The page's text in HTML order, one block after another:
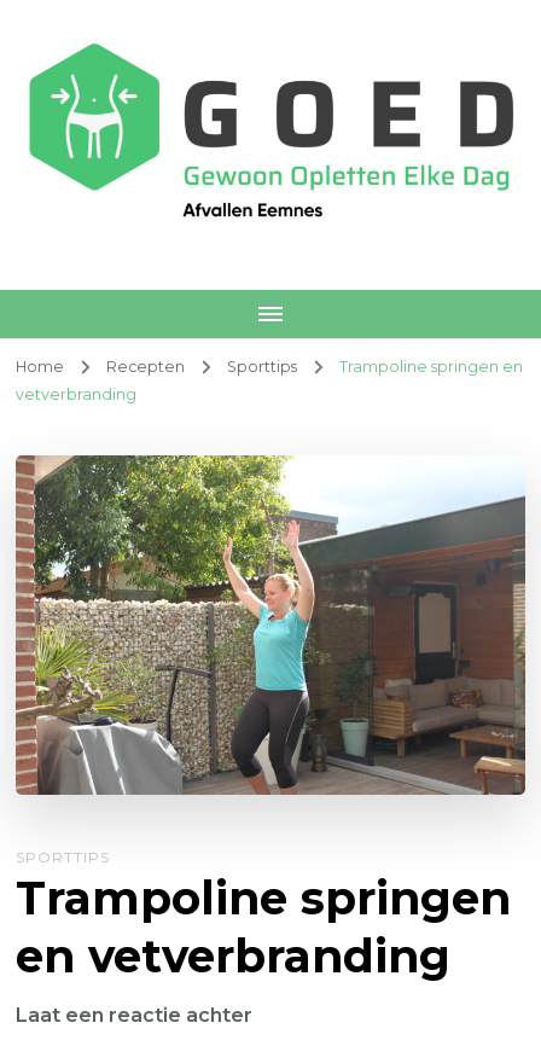
Home Recepten Sporttips
Trampoline springen en
vetverbranding
SPORTTIPS
Trampoline springen
en vetverbranding
Laat een reactie achter